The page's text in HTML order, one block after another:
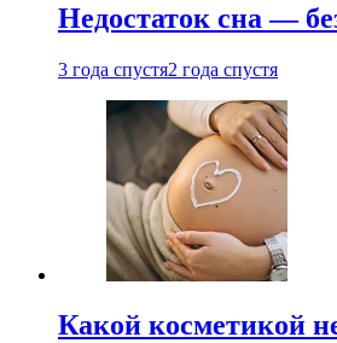
Недостаток сна —
3 года спустя2 года спустя
Какой косметикой